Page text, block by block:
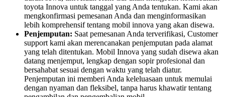
toyota Innova untuk tanggal yang Anda tentukan. Kami akan
mengkonfirmasi pemesanan Anda dan menginformasikan
lebih komprehensif tentang mobil innova yang akan disewa.
Penjemputan: Saat pemesanan Anda terverifikasi, Customer
support kami akan merencanakan penjemputan pada alamat
yang telah ditentukan. Mobil Innova yang sudah disewa akan
datang menjemput, lengkap dengan sopir profesional dan
bersahabat sesuai dengan waktu yang telah diatur.
Penjemputan ini memberi Anda keleluasaan untuk memulai
dengan nyaman dan fleksibel, tanpa harus khawatir tentang